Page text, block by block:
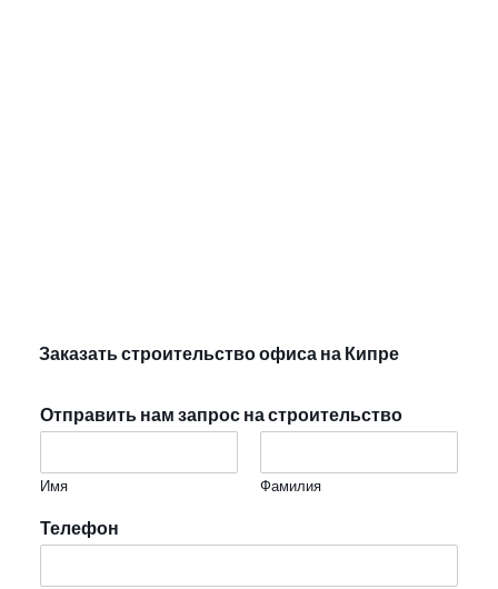
Заказать строительство офиса на Кипре
Отправить нам запрос на строительство
Имя Фамилия
Телефон